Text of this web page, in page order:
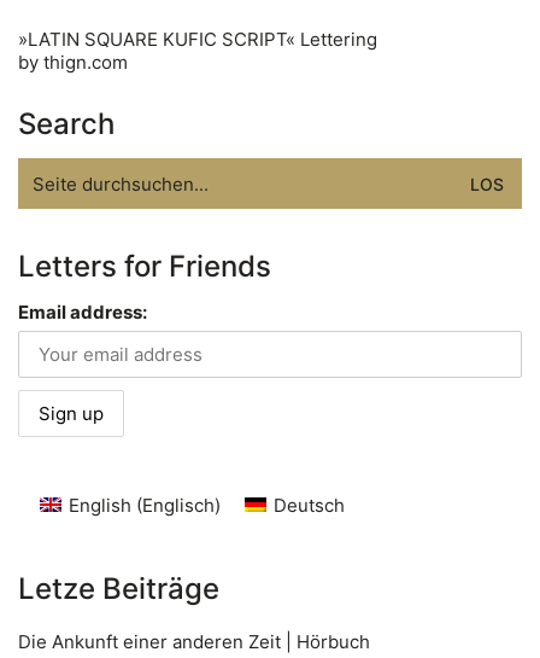
»LATIN SQUARE KUFIC SCRIPT« Lettering
by thign.com
Search
for:
Letters for Friends
Email address:
English (Englisch) Deutsch
Letze Beiträge
Die Ankunft einer anderen Zeit | Hörbuch